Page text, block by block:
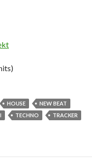
HOUSE
NEW BEAT
TECHNO
TRACKER